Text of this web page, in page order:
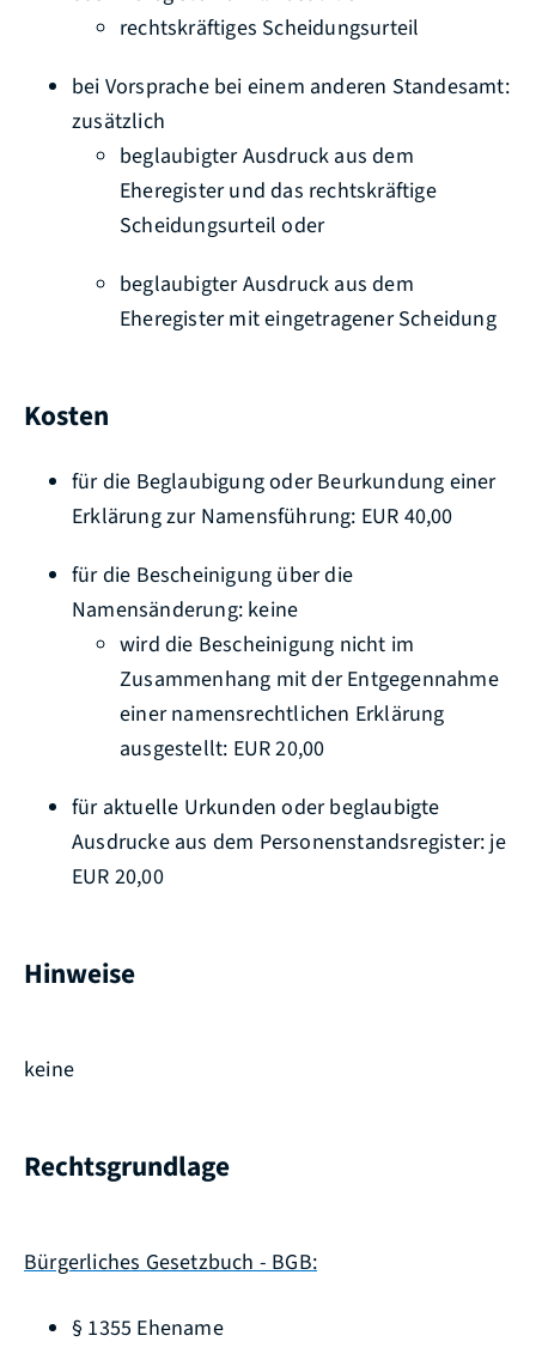
rechtskräftiges Scheidungsurteil
bei Vorsprache bei einem anderen Standesamt:
zusätzlich
beglaubigter Ausdruck aus dem
Eheregister und das rechtskräftige
Scheidungsurteil oder
beglaubigter Ausdruck aus dem
Eheregister mit eingetragener Scheidung
Kosten
für die Beglaubigung oder Beurkundung einer
Erklärung zur Namensführung: EUR 40,00
für die Bescheinigung über die
Namensänderung: keine
wird die Bescheinigung nicht im
Zusammenhang mit der Entgegennahme
einer namensrechtlichen Erklärung
ausgestellt: EUR 20,00
für aktuelle Urkunden oder beglaubigte
Ausdrucke aus dem Personenstandsregister: je
EUR 20,00
Hinweise
keine
Rechtsgrundlage
Bürgerliches Gesetzbuch - BGB:
§ 1355 Ehename